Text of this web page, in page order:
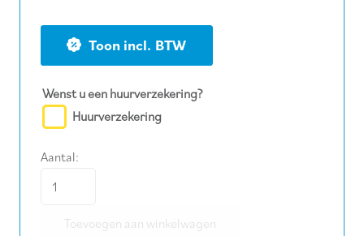
BTW
Wenst u een huurverzekering?
Huurverzekering
Aantal:
Toevoegen aan winkelwagen